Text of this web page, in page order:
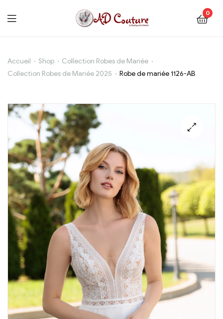
0
Robe
de
mariée
1126-
AB
Accueil Shop
Collection Robes de Mariée
Collection Robes de Mariée 2025
Robe de mariée 1126-AB